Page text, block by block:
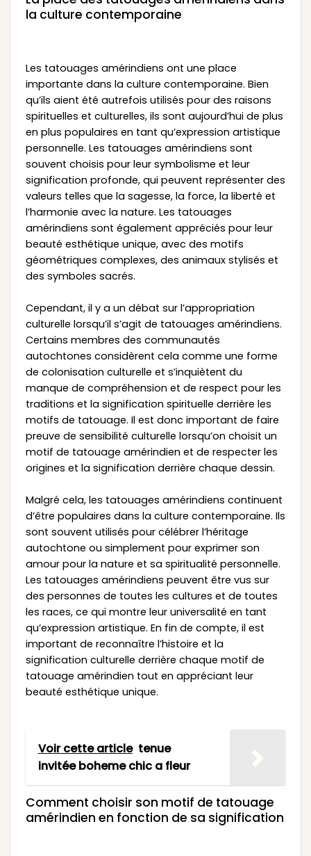
la culture contemporaine
Les tatouages amérindiens ont une place
importante dans la culture contemporaine. Bien
qu’ils aient été autrefois utilisés pour des raisons
spirituelles et culturelles, ils sont aujourd’hui de plus
en plus populaires en tant qu’expression artistique
personnelle. Les tatouages amérindiens sont
souvent choisis pour leur symbolisme et leur
signification profonde, qui peuvent représenter des
valeurs telles que la sagesse, la force, la liberté et
l’harmonie avec la nature. Les tatouages
amérindiens sont également appréciés pour leur
beauté esthétique unique, avec des motifs
géométriques complexes, des animaux stylisés et
des symboles sacrés.
Cependant, il y a un débat sur l’appropriation
culturelle lorsqu’il s’agit de tatouages amérindiens.
Certains membres des communautés
autochtones considèrent cela comme une forme
de colonisation culturelle et s’inquiètent du
manque de compréhension et de respect pour les
traditions et la signification spirituelle derrière les
motifs de tatouage. Il est donc important de faire
preuve de sensibilité culturelle lorsqu’on choisit un
motif de tatouage amérindien et de respecter les
origines et la signification derrière chaque dessin.
Malgré cela, les tatouages amérindiens continuent
d’être populaires dans la culture contemporaine. Ils
sont souvent utilisés pour célébrer l’héritage
autochtone ou simplement pour exprimer son
amour pour la nature et sa spiritualité personnelle.
Les tatouages amérindiens peuvent être vus sur
des personnes de toutes les cultures et de toutes
les races, ce qui montre leur universalité en tant
qu’expression artistique. En fin de compte, il est
important de reconnaître l’histoire et la
signification culturelle derrière chaque motif de
tatouage amérindien tout en appréciant leur
beauté esthétique unique.
Voir cette article tenue
invitée boheme chic a fleur
Comment choisir son motif de tatouage
amérindien en fonction de sa signification